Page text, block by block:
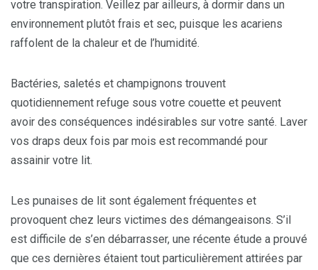
votre transpiration. Veillez par ailleurs, à dormir dans un
environnement plutôt frais et sec, puisque les acariens
raffolent de la chaleur et de l’humidité.
Bactéries, saletés et champignons trouvent
quotidiennement refuge sous votre couette et peuvent
avoir des conséquences indésirables sur votre santé. Laver
vos draps deux fois par mois est recommandé pour
assainir votre lit.
Les punaises de lit sont également fréquentes et
provoquent chez leurs victimes des démangeaisons. S’il
est difficile de s’en débarrasser, une récente étude a prouvé
que ces dernières étaient tout particulièrement attirées par